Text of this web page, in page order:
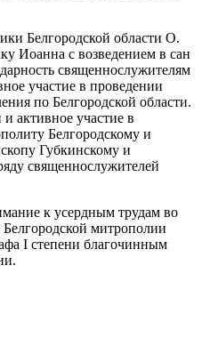
Белгородской области О.
Иоанна с возведением в сан
священнослужителям
участие в проведении
по Белгородской области.
активное участие в
Белгородскому и
Губкинскому и
священнослужителей
к усердным трудам во
Белгородской митрополии
I степени благочинным